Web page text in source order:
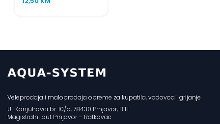
Veleprodaja i maloprodaja opreme za kupatila, vodovod i grijanje
Ul. Konjuhovci br. 10/b, 78430 Prnjavor, BiH
Magistralni put Prnjavor – Ratkovac